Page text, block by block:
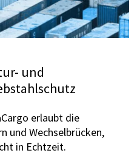
und
erlaubt die
und Wechselbrücken,
in Echtzeit.